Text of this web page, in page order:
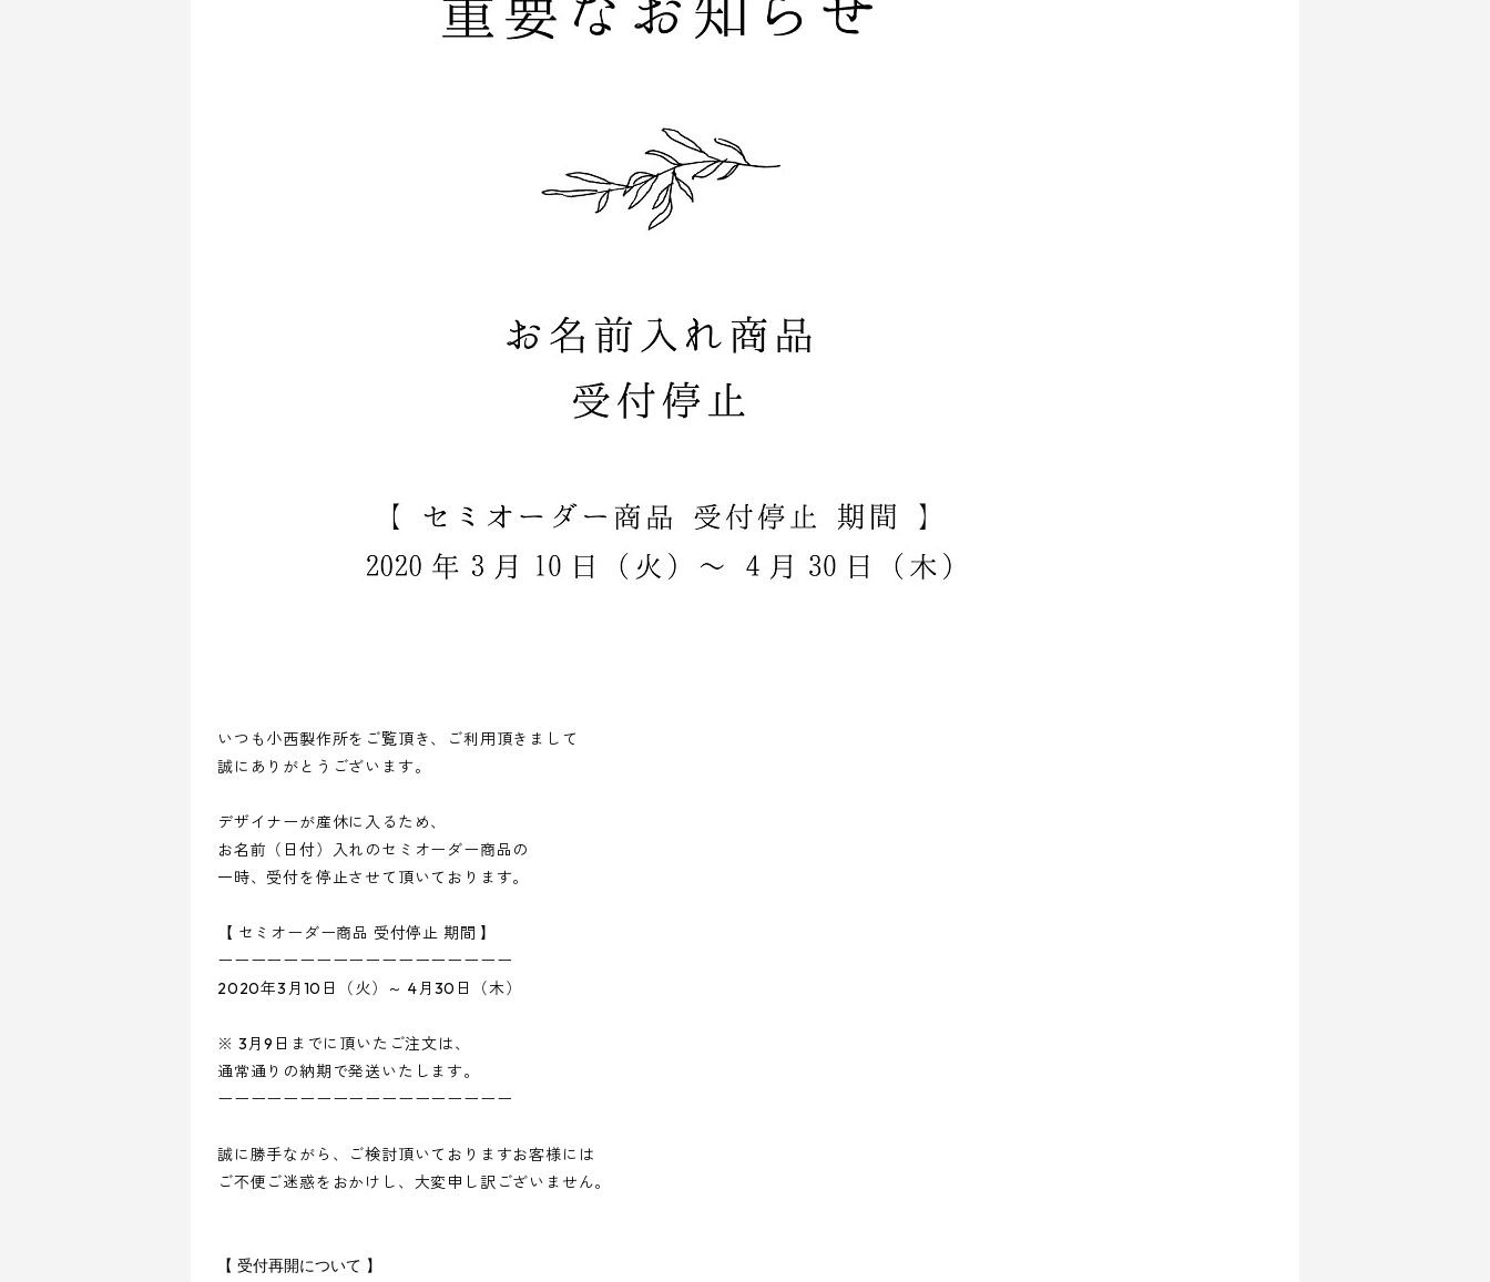
いつも小西製作所をご覧頂き、ご利用頂きまして
誠にありがとうございます。
デザイナーが産休に入るため、
お名前（日付）入れのセミオーダー商品の
一時、受付を停止させて頂いております。
【 セミオーダー商品 受付停止 期間 】
ーーーーーーーーーーーーーーーーーー
2020年3月10日（火）～ 4月30日（木）
※ 3月9日までに頂いたご注文は、
通常通りの納期で発送いたします。
ーーーーーーーーーーーーーーーーーー
誠に勝手ながら、ご検討頂いておりますお客様には
ご不便ご迷惑をおかけし、大変申し訳ございません。
【 受付再開について 】